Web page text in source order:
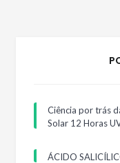
Ciência por trás
Solar 12 Horas
ÁCIDO